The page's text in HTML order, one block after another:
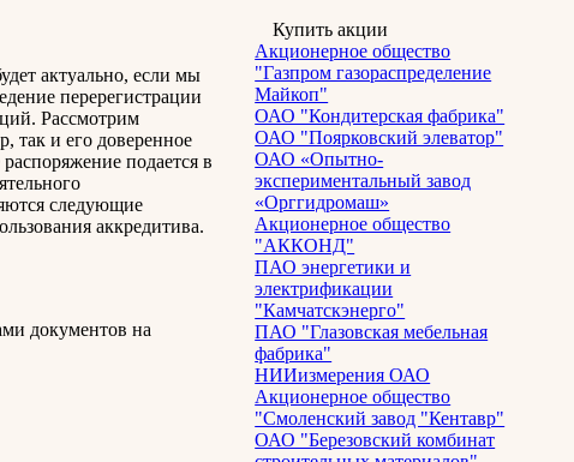
актуально, если мы
перерегистрации
Рассмотрим
так и его доверенное
подается в
следующие
аккредитива.
документов на
Купить акции
Акционерное общество
"Газпром газораспределение
Майкоп"
ОАО "Кондитерская фабрика"
ОАО "Поярковский элеватор"
ОАО «Опытно-
экспериментальный завод
«Орггидромаш»
Акционерное общество
"АККОНД"
ПАО энергетики и
электрификации
"Камчатскэнерго"
ПАО "Глазовская мебельная
фабрика"
НИИизмерения ОАО
Акционерное общество
"Смоленский завод "Кентавр"
ОАО "Березовский комбинат